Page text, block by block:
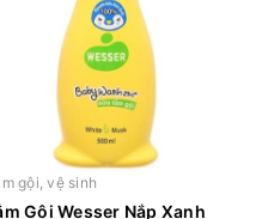
gội, vệ sinh
Gội Wesser Nắp Xanh